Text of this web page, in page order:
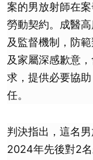
案的男放射師在
勞動契約。成醫
及監督機制，防
及家屬深感歉意
求，提供必要協
任。
判決指出，這名
2024年先後對2